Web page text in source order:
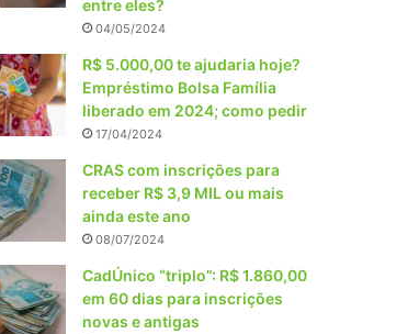
entre eles?
04/05/2024
R$ 5.000,00 te ajudaria hoje?
Empréstimo Bolsa Família
liberado em 2024; como pedir
17/04/2024
CRAS com inscrições para
receber R$ 3,9 MIL ou mais
ainda este ano
08/07/2024
CadÚnico “triplo”: R$ 1.860,00
em 60 dias para inscrições
novas e antigas